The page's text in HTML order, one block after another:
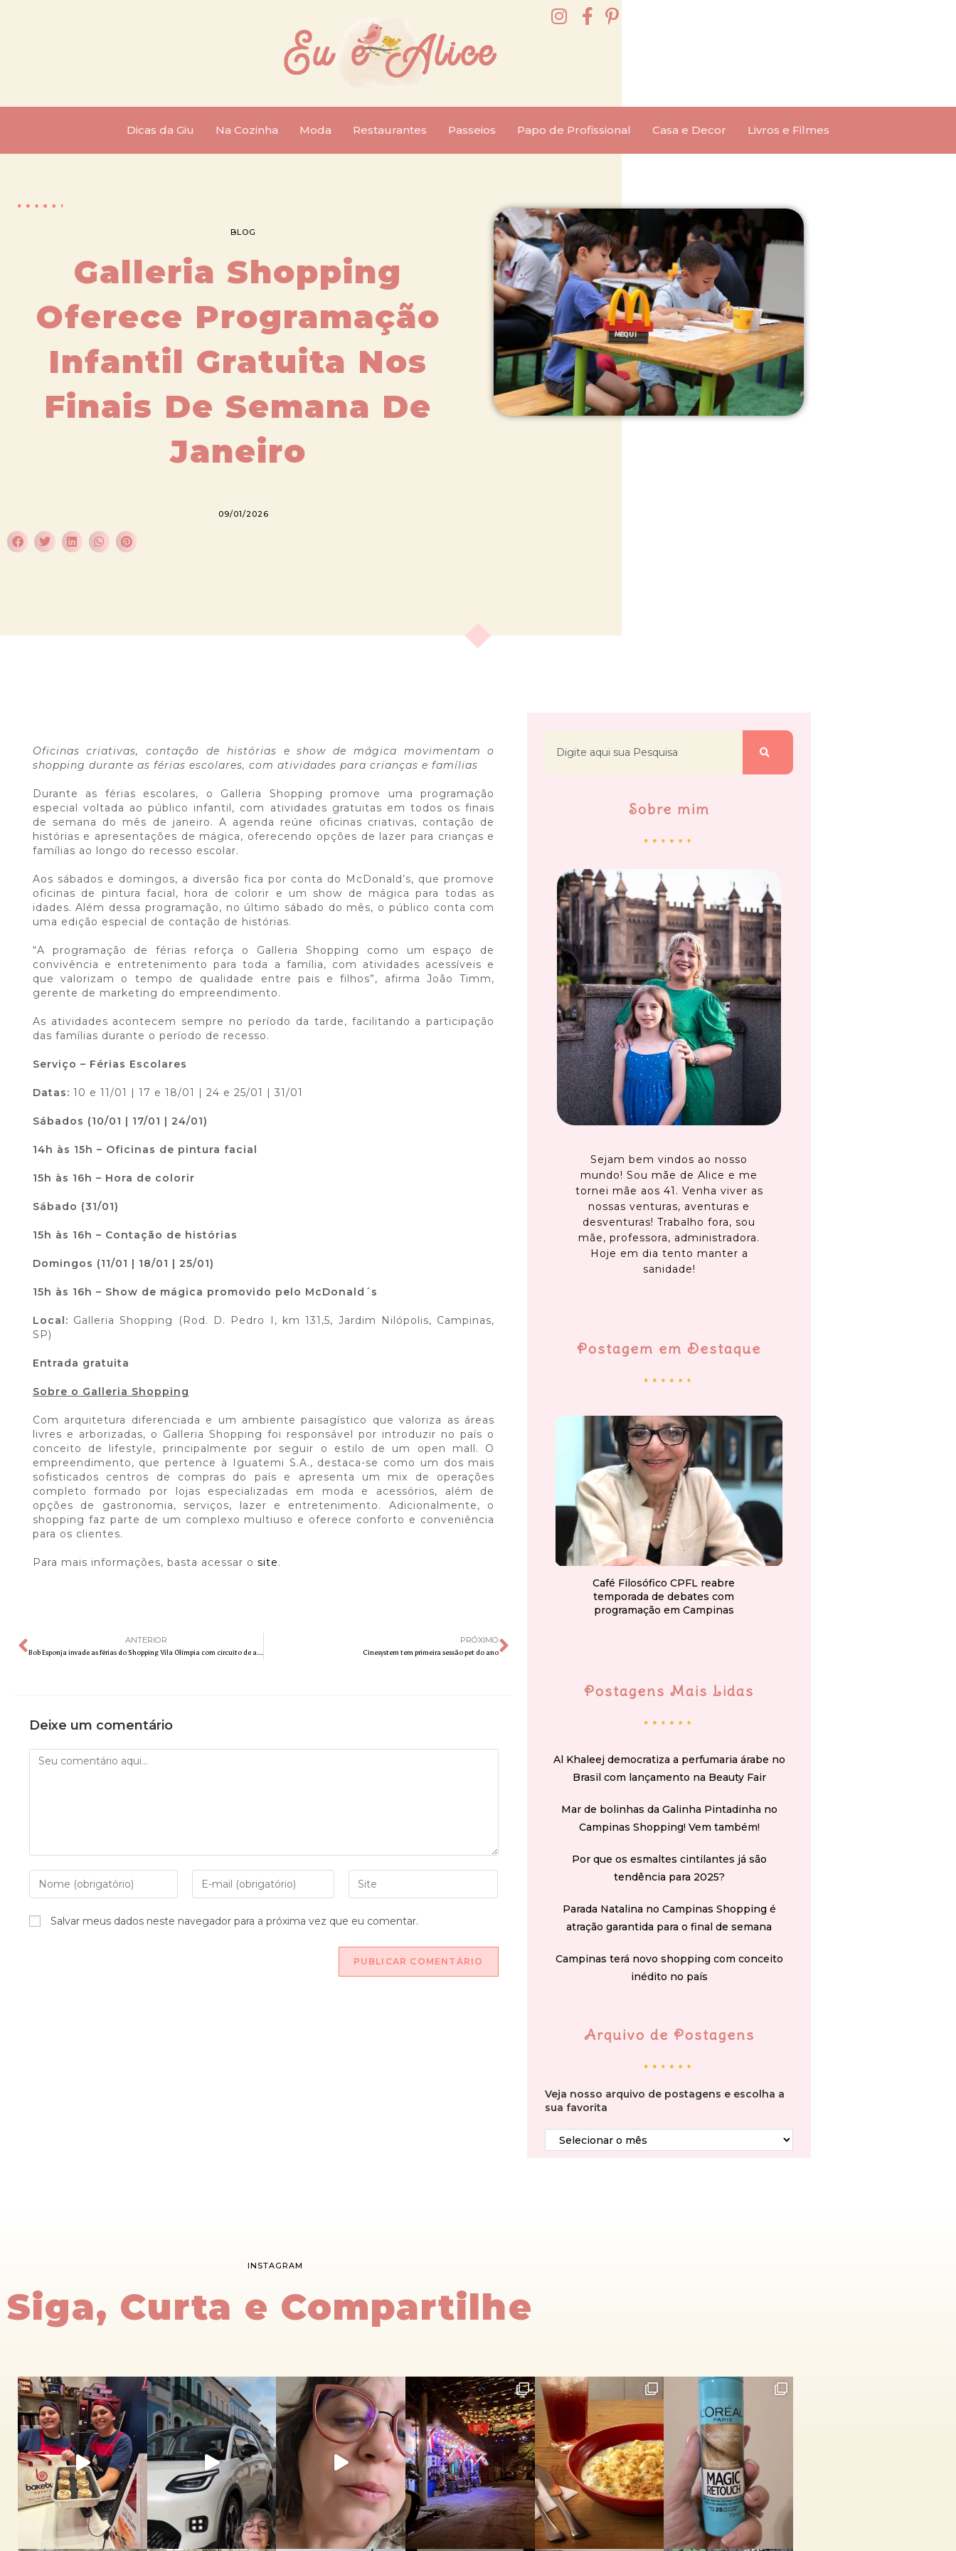
Dicas da Giu Na Cozinha Moda Restaurantes Passeios Papo de Profissional Casa e Decor Livros e Filmes
BLOG
Galleria Shopping
Oferece Programação
Infantil Gratuita Nos
Finais De Semana De
Janeiro
09/01/2026
Oficinas criativas, contação de histórias e show de mágica movimentam o
shopping durante as férias escolares, com atividades para crianças e famílias
Durante as férias escolares, o Galleria Shopping promove uma programação
especial voltada ao público infantil, com atividades gratuitas em todos os finais
de semana do mês de janeiro. A agenda reúne oficinas criativas, contação de
histórias e apresentações de mágica, oferecendo opções de lazer para crianças e
famílias ao longo do recesso escolar.
Aos sábados e domingos, a diversão fica por conta do McDonald’s, que promove
oficinas de pintura facial, hora de colorir e um show de mágica para todas as
idades. Além dessa programação, no último sábado do mês, o público conta com
uma edição especial de contação de histórias.
“A programação de férias reforça o Galleria Shopping como um espaço de
convivência e entretenimento para toda a família, com atividades acessíveis e
que valorizam o tempo de qualidade entre pais e filhos”, afirma João Timm,
gerente de marketing do empreendimento.
As atividades acontecem sempre no período da tarde, facilitando a participação
das famílias durante o período de recesso.
Serviço – Férias Escolares
Datas: 10 e 11/01 | 17 e 18/01 | 24 e 25/01 | 31/01
Sábados (10/01 | 17/01 | 24/01)
14h às 15h – Oficinas de pintura facial
15h às 16h – Hora de colorir
Sábado (31/01)
15h às 16h – Contação de histórias
Domingos (11/01 | 18/01 | 25/01)
15h às 16h – Show de mágica promovido pelo McDonald´s
Local: Galleria Shopping (Rod. D. Pedro I, km 131,5, Jardim Nilópolis, Campinas,
SP)
Entrada gratuita
Sobre o Galleria Shopping
Com arquitetura diferenciada e um ambiente paisagístico que valoriza as áreas
livres e arborizadas, o Galleria Shopping foi responsável por introduzir no país o
conceito de lifestyle, principalmente por seguir o estilo de um open mall. O
empreendimento, que pertence à Iguatemi S.A., destaca-se como um dos mais
sofisticados centros de compras do país e apresenta um mix de operações
completo formado por lojas especializadas em moda e acessórios, além de
opções de gastronomia, serviços, lazer e entretenimento. Adicionalmente, o
shopping faz parte de um complexo multiuso e oferece conforto e conveniência
para os clientes.
Para mais informações, basta acessar o site.
ANTERIOR
Bob Esponja invade as férias do Shopping Vila Olímpia com circuito de aventura temático
PRÓXIMO
Cinesystem tem primeira sessão pet do ano
Deixe um comentário
Salvar meus dados neste navegador para a próxima vez que eu comentar.
Sobre mim
Sejam bem vindos ao nosso
mundo! Sou mãe de Alice e me
tornei mãe aos 41. Venha viver as
nossas venturas, aventuras e
desventuras! Trabalho fora, sou
mãe, professora, administradora.
Hoje em dia tento manter a
sanidade!
Postagem em Destaque
Café Filosófico CPFL reabre
temporada de debates com
programação em Campinas
Postagens Mais Lidas
Al Khaleej democratiza a perfumaria árabe no
Brasil com lançamento na Beauty Fair
Mar de bolinhas da Galinha Pintadinha no
Campinas Shopping! Vem também!
Por que os esmaltes cintilantes já são
tendência para 2025?
Parada Natalina no Campinas Shopping é
atração garantida para o final de semana
Campinas terá novo shopping com conceito
inédito no país
Arquivo de Postagens
Veja nosso arquivo de postagens e escolha a
sua favorita
INSTAGRAM
Siga, Curta e Compartilhe